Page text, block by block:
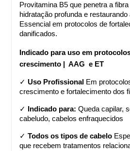
Provitamina B5 que penetra a
hidratação profunda e
Essencial em protocolos de
danificados.
Indicado para uso em
crescimento |  AAG  e ET
✓ Uso Profissional Em
crescimento e fortalecimento dos
✓ Indicado para: Queda capilar,
cabeludo, cabelos enfraquecidos
✓ Todos os tipos de cabelo
que recebem tratamentos